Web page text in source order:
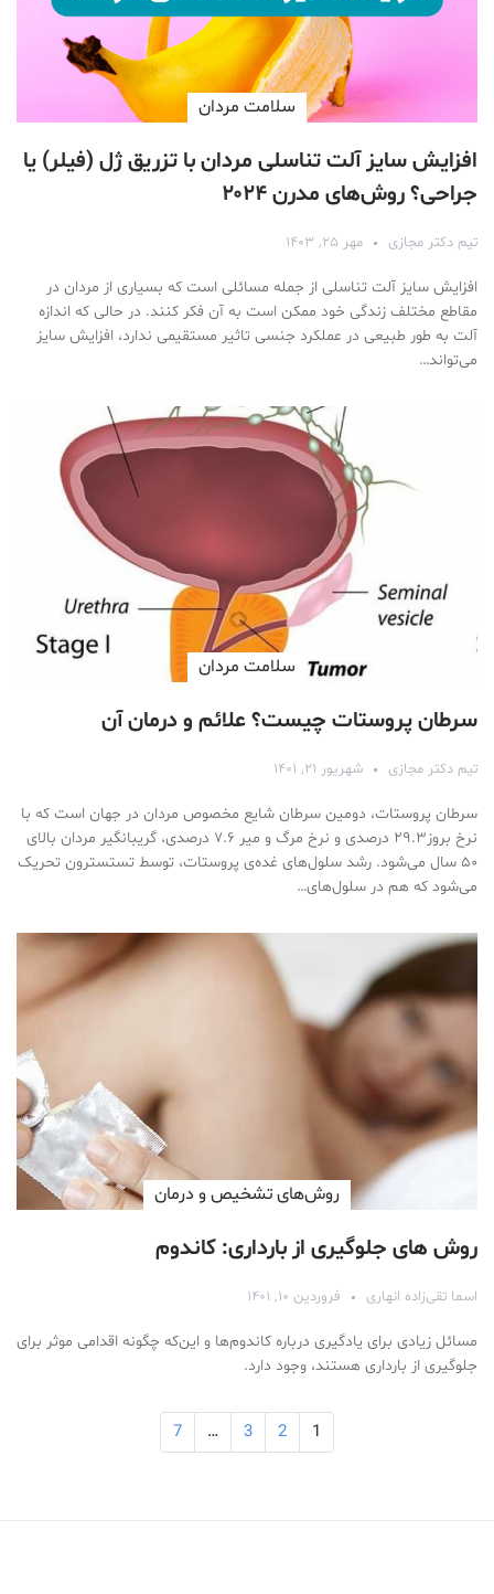
سلامت مردان
افزایش سایز آلت تناسلی مردان با تزریق ژل (فیلر) یا
جراحی؟ روش‌های مدرن ۲۰۲۴
تیم دکتر مجازی مهر ۲۵, ۱۴۰۳
افزایش سایز آلت تناسلی از جمله مسائلی است که بسیاری از مردان در
مقاطع مختلف زندگی خود ممکن است به آن فکر کنند. در حالی که اندازه
آلت به طور طبیعی در عملکرد جنسی تاثیر مستقیمی ندارد، افزایش سایز
می‌تواند…
سلامت مردان
سرطان پروستات چیست؟ علائم و درمان آن
تیم دکتر مجازی شهریور ۲۱, ۱۴۰۱
سرطان پروستات، دومین سرطان شایع مخصوص مردان در جهان است که با
نرخ بروز۲۹.۳ درصدی و نرخ مرگ و میر ۷.۶ درصدی، گریبانگیر مردان بالای
۵۰ سال می‌شود. رشد سلول‌های غده‌ی پروستات، توسط تستسترون تحریک
می‌شود که هم در سلول‌های…
روش‌های تشخیص و درمان
روش های جلوگیری از بارداری: کاندوم
اسما تقی‌زاده انهاری فروردین ۱۰, ۱۴۰۱
مسائل زیادی برای یادگیری درباره کاندوم‌ها و این‌که چگونه اقدامی موثر برای
جلوگیری از بارداری هستند، وجود دارد.
1
2
3
…
7